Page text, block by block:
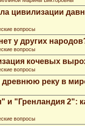
цивилизации
вопросы
у других
вопросы
кочевых
вопросы
реку в
"Гренландия 2":
вопросы